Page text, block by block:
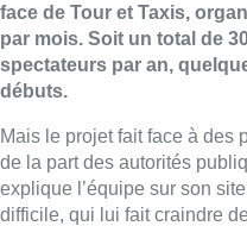
face de Tour et Taxis,
par mois. Soit un total de
spectateurs par an,
débuts.
Mais le projet fait face à des
de la part des autorités
explique l’équipe sur son
difficile, qui lui fait craindre